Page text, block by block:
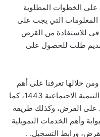
الخطوات المطلوبة
المعلومات التي يجب على
للاستفادة من القرض
طلب للحصول على
خلالها تعرفنا على أهم
المعلومات عن القرض العائلي من بنك التنمية الاجتماعية 1443، كما
على القرض، وكذلك طريقة
وأهم الخدمات التمويلية
ورابط التسجيل. .